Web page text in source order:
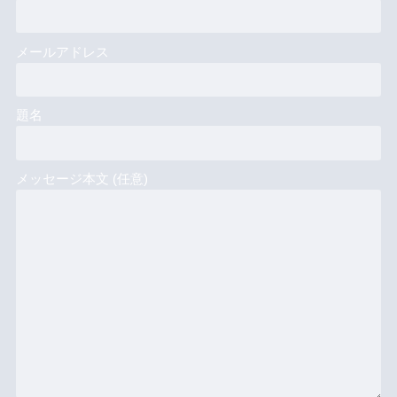
メールアドレス
題名
メッセージ本文 (任意)